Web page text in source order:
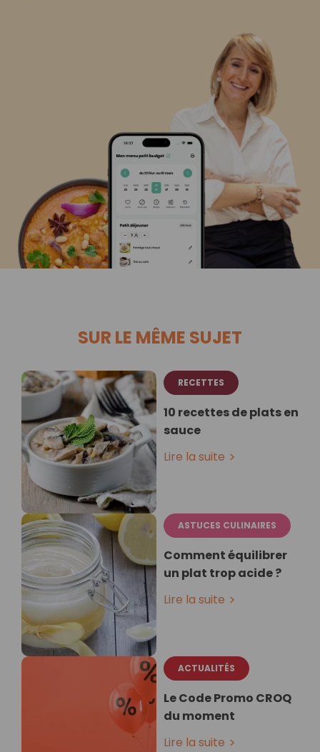
SUR LE MÊME SUJET
RECETTES
10 recettes de plats en
sauce
Lire la suite
ASTUCES CULINAIRES
Comment équilibrer
un plat trop acide ?
Lire la suite
ACTUALITÉS
Le Code Promo CROQ
du moment
Lire la suite